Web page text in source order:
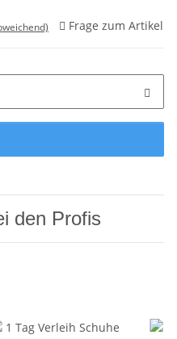
Frage zum Artikel
den Profis